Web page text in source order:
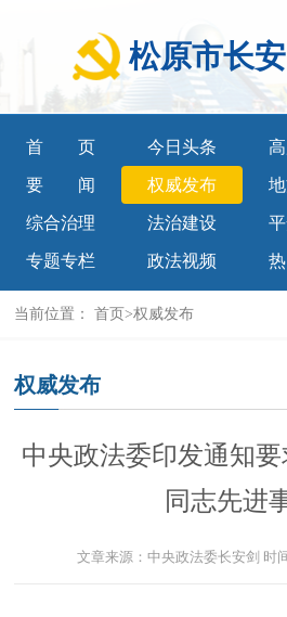
松原市长
首页 今日头条
要闻 权威发布
综合治理 法治建设
专题专栏 政法视频
当前位置：首页>权威发布
权威发布
中央政法委印发通知
同志先进
文章来源： 中央政法委长安剑 时